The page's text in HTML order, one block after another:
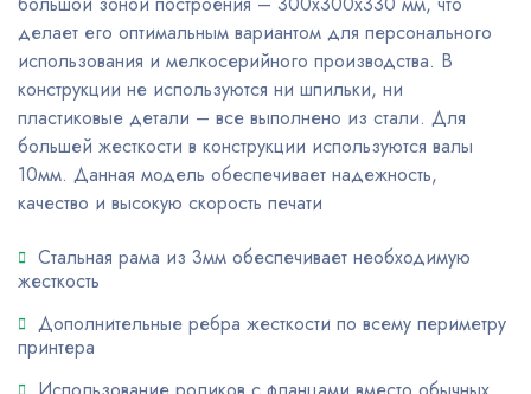
делает его оптимальным вариантом для персонального
использования и мелкосерийного производства. В
конструкции не используются ни шпильки, ни
пластиковые детали – все выполнено из стали. Для
большей жесткости в конструкции используются валы
10мм. Данная модель обеспечивает надежность,
качество и высокую скорость печати
Стальная рама из 3мм обеспечивает необходимую
жесткость
Дополнительные ребра жесткости по всему периметру
принтера